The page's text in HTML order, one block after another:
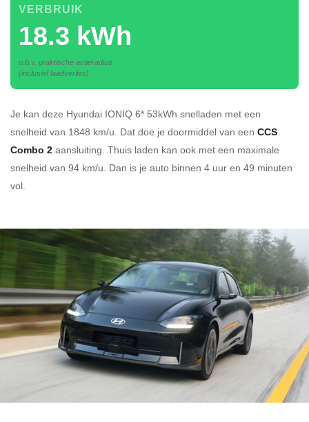
18.3 kWh
VERBRUIK
o.b.v. praktische actieradius
(inclusief laadverlies)
Je kan deze Hyundai IONIQ 6* 53kWh snelladen met een
snelheid van 1848 km/u. Dat doe je doormiddel van een CCS
Combo 2 aansluiting. Thuis laden kan ook met een maximale
snelheid van 94 km/u. Dan is je auto binnen 4 uur en 49 minuten
vol.